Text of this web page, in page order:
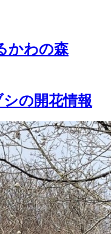
かわの森
の開花情報